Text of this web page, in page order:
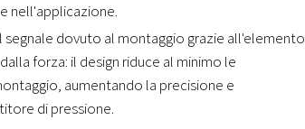
nell'applicazione.
dovuto al montaggio grazie all'elemento
forza: il design riduce al minimo le
aumentando la precisione e
di pressione.